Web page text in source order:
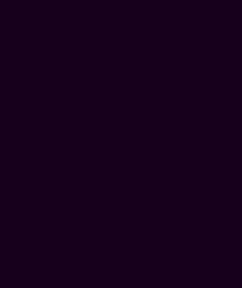
Du voller Vertrauen unsere
sie nach Deinem Termin
verlässt. Um das zu
wir uns besonders viel Zeit,
detailliert zu
beraten und Dir Deine
beantworten. Denn nur
man Verständnis und